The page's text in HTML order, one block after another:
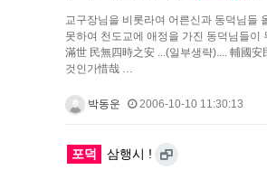
교구장님을 비롯라여 어른신과 동덕님들
못하여 천도교에 애정을 가진 동덕님들
滿世 民無四時之安 ...(일부생략).... 輔國
것인가惜哉 …
박동운 2006-10-10 11:30:13
포덕 삼행시 !